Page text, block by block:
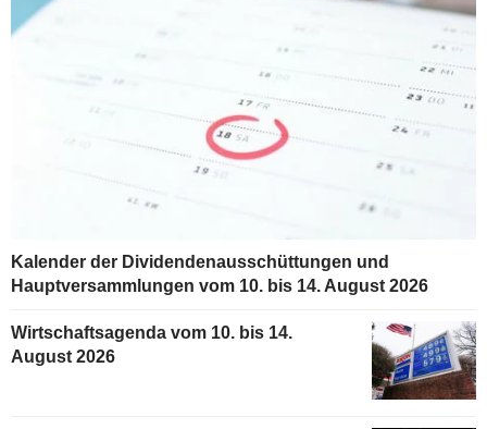
Kalender der Dividendenausschüttungen und
Hauptversammlungen vom 10. bis 14. August 2026
Wirtschaftsagenda vom 10. bis 14.
August 2026